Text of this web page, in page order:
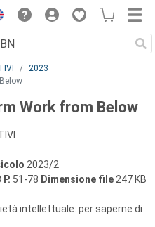
2023
Work from Below
2023/2
P. 51-78 Dimensione file 247 KB
intellettuale: per saperne di